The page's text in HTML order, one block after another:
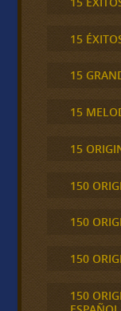
15
15
15
15
150
150
150
150